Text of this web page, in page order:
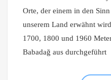
Orte, der einem in den
unserem Land erwähnt
1700, 1800 und 1960
Babadağ aus durchgeführt